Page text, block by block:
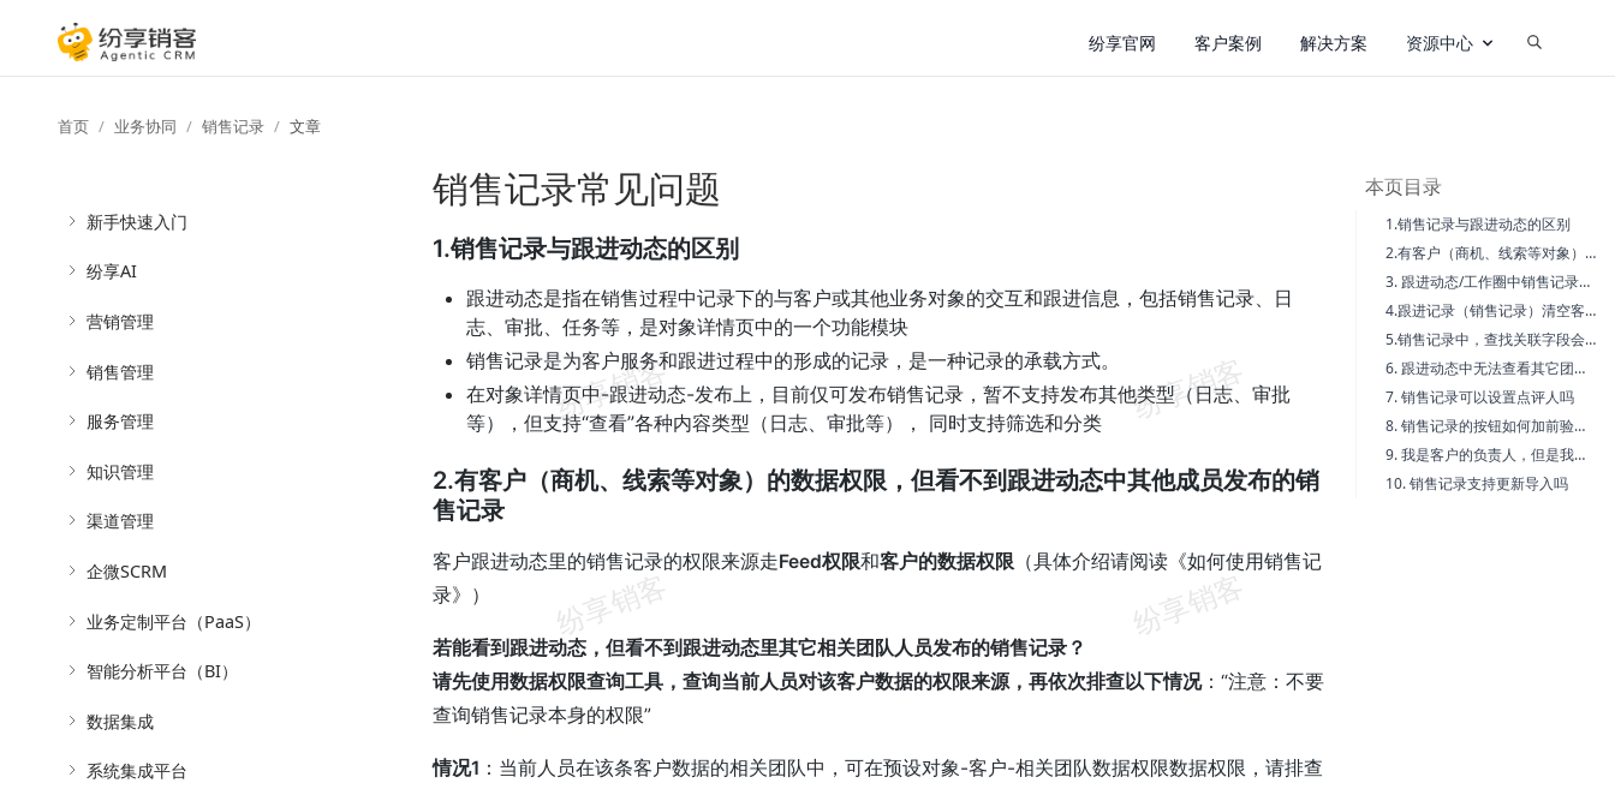
纷享官网 客户案例 解决方案 资源中心
首页 业务协同 销售记录 文章
新手快速入门
纷享AI
营销管理
销售管理
服务管理
知识管理
渠道管理
企微SCRM
业务定制平台（PaaS）
智能分析平台（BI）
数据集成
系统集成平台
销售记录常见问题
1.销售记录与跟进动态的区别
跟进动态是指在销售过程中记录下的与客户或其他业务对象的交互和跟进信息，包括销售记录、日
志、审批、任务等，是对象详情页中的一个功能模块
销售记录是为客户服务和跟进过程中的形成的记录，是一种记录的承载方式。
在对象详情页中-跟进动态-发布上，目前仅可发布销售记录，暂不支持发布其他类型（日志、审批
等），但支持“查看”各种内容类型（日志、审批等）， 同时支持筛选和分类
2.有客户（商机、线索等对象）的数据权限，但看不到跟进动态中其他成员发布的销
售记录
客户跟进动态里的销售记录的权限来源走Feed权限和客户的数据权限 （具体介绍请阅读《如何使用销售记
录》）
若能看到跟进动态，但看不到跟进动态里其它相关团队人员发布的销售记录？
请先使用数据权限查询工具，查询当前人员对该客户数据的权限来源，再依次排查以下情况：“注意：不要
查询销售记录本身的权限”
情况1 ：当前人员在该条客户数据的相关团队中，可在预设对象-客户-相关团队数据权限数据权限，请排查
本页目录
1.销售记录与跟进动态的区别
2.有客户（商机、线索等对象）的数据权限，但看不到跟进动态中其他成员发布的销售记录
3. 跟进动态/工作圈中销售记录的布局字段显示问题
4.跟进记录（销售记录）清空客户后，销售记录详情页仍然可见该客户问题
5.销售记录中，查找关联字段会自带到关联业务数据字段中来
6. 跟进动态中无法查看其它团队成员的销售记录、日志等数据，如何排查权限
7. 销售记录可以设置点评人吗
8. 销售记录的按钮如何加前验证函数
9. 我是客户的负责人，但是我没有销售记录的新建权限，请问我能给这个客户新建销售记录吗？
10. 销售记录支持更新导入吗